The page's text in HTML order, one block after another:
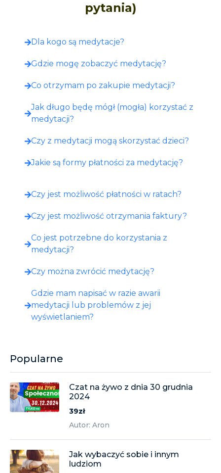
pytania)
Dla kogo są medytacje?
Gdzie mogę zobaczyć medytację?​
Co otrzymam po zakupie medytacji?​
Jak długo będę mógł (mogła) korzystać z
medytacji?
Czy z medytacji mogą skorzystać dzieci?
Jakie są formy płatności za medytację?
Czy jest możliwość płatności w ratach?
Czy jest możliwość otrzymania faktury?
Co jest potrzebne do korzystania z
medytacji?
Czy można zwrócić medytację?
Gdzie mam napisać w razie awarii
medytacji lub problemów z jej
wyświetlaniem?
Popularne
Czat na żywo z dnia 30 grudnia
2024
39zł
Autor: Aron
Jak wybaczyć sobie i innym
ludziom